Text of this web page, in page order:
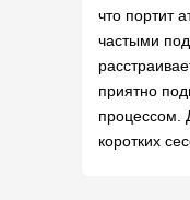
что портит
частыми
приятно
процессом.
коротких